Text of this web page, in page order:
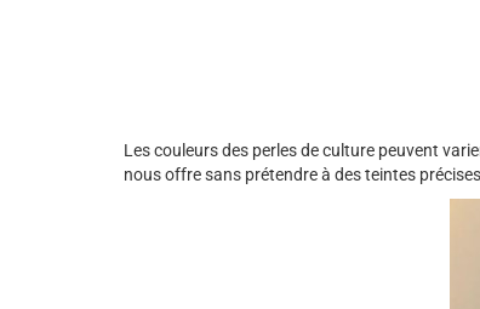
Les couleurs des perles de culture peuvent
nous offre sans prétendre à des teintes